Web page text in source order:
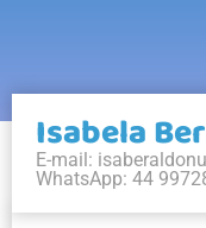
Isabela
E-mail:
WhatsApp: 44